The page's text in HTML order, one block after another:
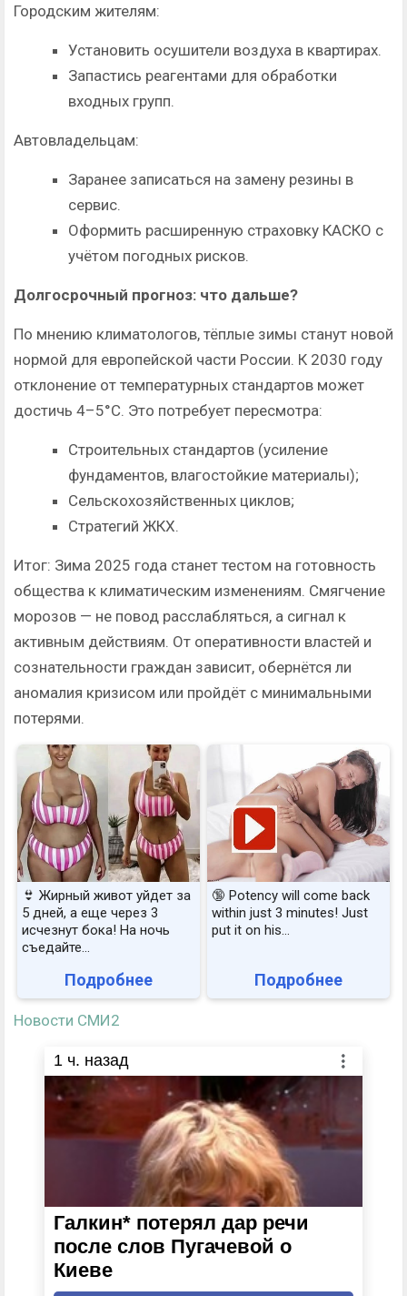
Городским жителям:
Установить осушители воздуха в квартирах.
Запастись реагентами для обработки
входных групп.
Автовладельцам:
Заранее записаться на замену резины в
сервис.
Оформить расширенную страховку КАСКО с
учётом погодных рисков.
Долгосрочный прогноз: что дальше?
По мнению климатологов, тёплые зимы станут новой
нормой для европейской части России. К 2030 году
отклонение от температурных стандартов может
достичь 4–5°C. Это потребует пересмотра:
Строительных стандартов (усиление
фундаментов, влагостойкие материалы);
Сельскохозяйственных циклов;
Стратегий ЖКХ.
Итог: Зима 2025 года станет тестом на готовность
общества к климатическим изменениям. Смягчение
морозов — не повод расслабляться, а сигнал к
активным действиям. От оперативности властей и
сознательности граждан зависит, обернётся ли
аномалия кризисом или пройдёт с минимальными
потерями.
👙 Жирный живот уйдет за
5 дней, а еще через 3
исчезнут бока! На ночь
съедайте...
Подробнее
🔞 Potency will come back
within just 3 minutes! Just
put it on his…
Подробнее
Новости СМИ2
1 ч. назад
Галкин* потерял дар речи
после слов Пугачевой о
Киеве